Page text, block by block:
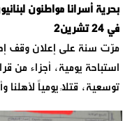
بحرية أسرانا مواطنون
في 24 تشرين2
مرّت سنة على إعلان وقف
استباحة يومية، أجزاء من
توسعية، قتلاً يومياً لأهلنا